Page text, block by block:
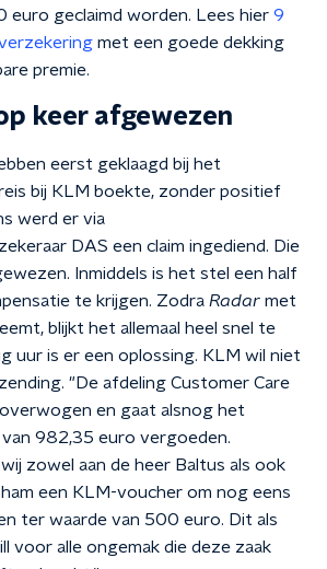
euro geclaimd worden. Lees hier 9
met een goede dekking
premie.
keer afgewezen
eerst geklaagd bij het
bij KLM boekte, zonder positief
werd er via
DAS een claim ingediend. Die
Inmiddels is het stel een half
te krijgen. Zodra Radar met
blijkt het allemaal heel snel te
uur is er een oplossing. KLM wil niet
"De afdeling Customer Care
en gaat alsnog het
van 982,35 euro vergoeden.
zowel aan de heer Baltus als ook
een KLM-voucher om nog eens
ter waarde van 500 euro. Dit als
voor alle ongemak die deze zaak